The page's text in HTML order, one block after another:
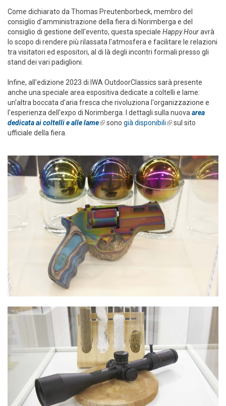
Come dichiarato da Thomas Preutenborbeck, membro del
consiglio d'amministrazione della fiera di Norimberga e del
consiglio di gestione dell'evento, questa speciale Happy Houravrà
lo scopo di rendere più rilassata l'atmosfera e facilitare le relazioni
tra visitatori ed espositori, al di là degli incontri formali presso gli
stand dei vari padiglioni.
Infine, all'edizione 2023 di IWA OutdoorClassics sarà presente
anche una speciale area espositiva dedicate a coltelli e lame:
un'altra boccata d'aria fresca che rivoluziona l'organizzazione e
l'esperienza dell'expo di Norimberga. I dettagli sulla nuova area
dedicata ai coltelli e alle lame(link is external)
sono già disponibili(link is external)
sul sito
ufficiale della fiera.